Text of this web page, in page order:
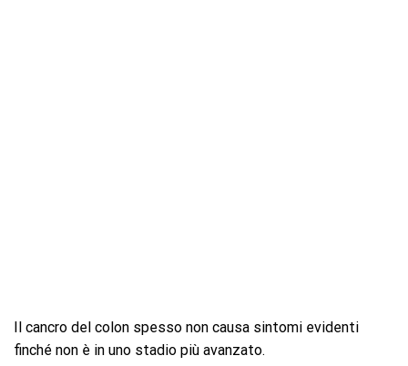
Il cancro del colon spesso non causa sintomi evidenti
finché non è in uno stadio più avanzato.